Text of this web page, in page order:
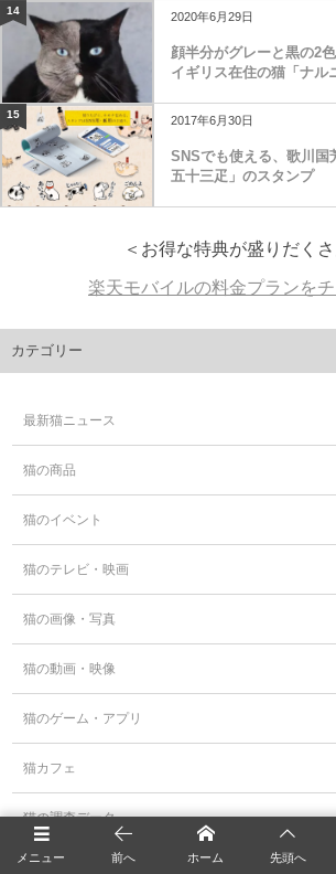
14 2020年6月29日
顔半分がグレーと黒の2
イギリス在住の猫「ナル
15 2017年6月30日
SNSでも使える、歌川国
五十三疋」のスタンプ
＜お得な特典が盛りだくさ
楽天モバイルの料金プランをチ
カテゴリー
最新猫ニュース
猫の商品
猫のイベント
猫のテレビ・映画
猫の画像・写真
猫の動画・映像
猫のゲーム・アプリ
猫カフェ
猫の調査データ
猫の豆知識・雑学
メニュー 前へ ホーム 先頭へ